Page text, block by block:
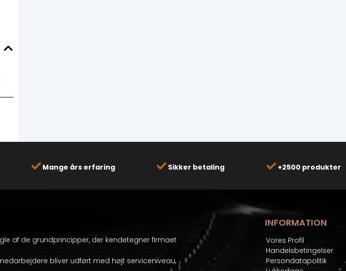
Mange års erfaring Sikker betaling +2500 produkter
af de grundprincipper, der kendetegner firmaet
bliver udført med højt serviceniveau,
INFORMATION
Vores Profil
Handelsbetingelser
Persondatapolitik